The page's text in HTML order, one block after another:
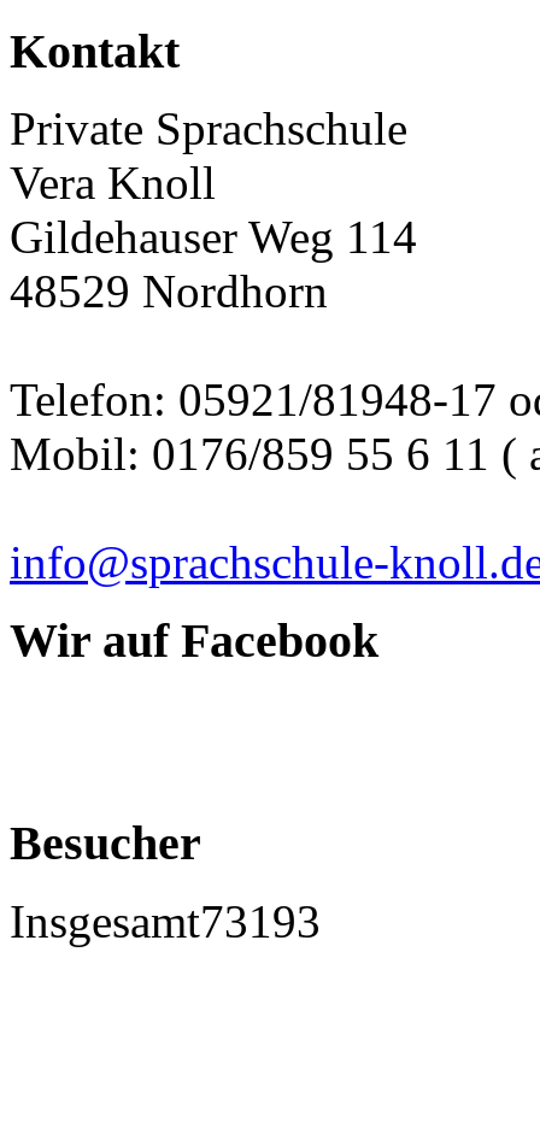
Kontakt
Private Sprachschule
Vera Knoll
Gildehauser Weg 114
48529 Nordhorn
Telefon: 05921/81948-17
Mobil: 0176/859 55 6 11 (
info@sprachschule-
Wir auf Facebook
Besucher
Insgesamt73193